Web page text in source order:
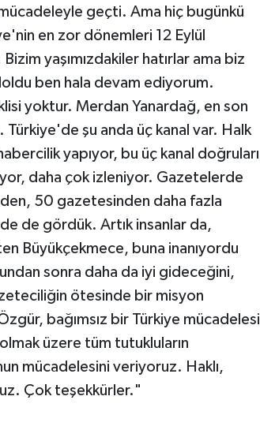
geçti. Ama hiç bugünkü
en zor dönemleri 12 Eylül
yaşımızdakiler hatırlar ama biz
ben hala devam ediyorum.
yoktur. Merdan Yanardağ, en son
Türkiye'de şu anda üç kanal var. Halk
yapıyor, bu üç kanal doğruları
daha çok izleniyor. Gazetelerde
50 gazetesinden daha fazla
de gördük. Artık insanlar da,
Büyükçekmece, buna inanıyordu
sonra daha da iyi gideceğini,
ötesinde bir misyon
bağımsız bir Türkiye mücadelesi
üzere tüm tutukluların
mücadelesini veriyoruz. Haklı,
Çok teşekkürler."